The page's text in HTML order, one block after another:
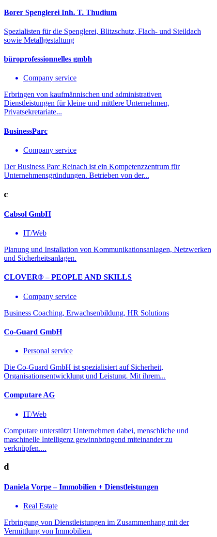
Borer Spenglerei Inh. T. Thudium
Spezialisten für die Spenglerei, Blitzschutz, Flach- und Steildach
sowie Metallgestaltung
büroprofessionnelles gmbh
Company service
Erbringen von kaufmännischen und administrativen
Dienstleistungen für kleine und mittlere Unternehmen,
Privatsekretariate...
BusinessParc
Company service
Der Business Parc Reinach ist ein Kompetenzzentrum für
Unternehmensgründungen. Betrieben von der...
c
Cabsol GmbH
IT/Web
Planung und Installation von Kommunikationsanlagen, Netzwerken
und Sicherheitsanlagen.
CLOVER® – PEOPLE AND SKILLS
Company service
Business Coaching, Erwachsenbildung, HR Solutions
Co-Guard GmbH
Personal service
Die Co-Guard GmbH ist spezialisiert auf Sicherheit,
Organisationsentwicklung und Leistung. Mit ihrem...
Computare AG
IT/Web
Computare unterstützt Unternehmen dabei, menschliche und
maschinelle Intelligenz gewinnbringend miteinander zu
verknüpfen....
d
Daniela Vorpe – Immobilien + Dienstleistungen
Real Estate
Erbringung von Dienstleistungen im Zusammenhang mit der
Vermittlung von Immobilien.